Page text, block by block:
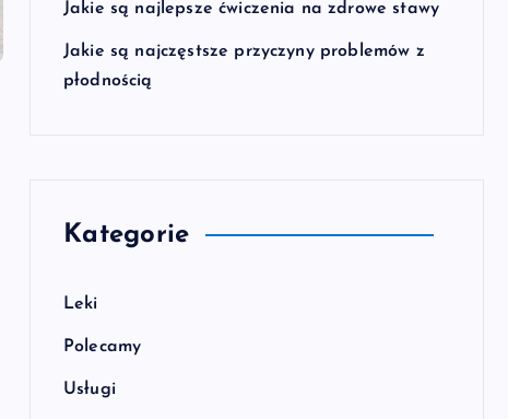
Jakie są najlepsze ćwiczenia na zdrowe stawy
Jakie są najczęstsze przyczyny problemów z
płodnością
Kategorie
Leki
Polecamy
Usługi